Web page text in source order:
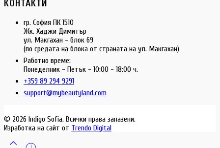
КОНТАКТИ
гр. София ПК 1510
Жк. Хаджи Димитър
ул. Макгахан - блок 69
(по средата на блока от страната на ул. Макгахан)
Работно време:
Понеделник - Петък - 10:00 - 18:00 ч.
+359 89 294 9291
support@mybeautyland.com
© 2026 Indigo Sofia. Всички права запазени.
Изработка на сайт от Trendo Digital